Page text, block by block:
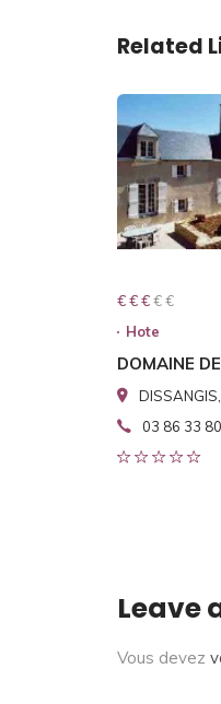
Related
€ € € € €
€ € €
Hote
DOMAINE
03 86 33
Leave
Vous devez